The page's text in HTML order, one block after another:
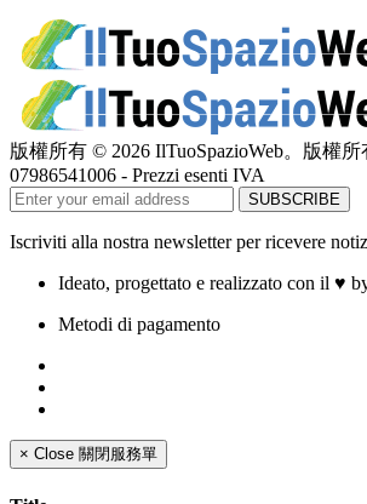
版權所有 © 2026 IlTuoSpazioWeb。版權所
07986541006 - Prezzi esenti IVA
Iscriviti alla nostra newsletter per ricevere
Ideato, progettato e realizzato con il ♥
Metodi di pagamento
× Close 關閉服務單